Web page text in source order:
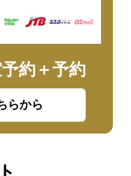
約＋予約
らから